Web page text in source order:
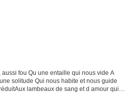
fou Qu une entaille qui nous vide A
solitude Qui nous habite et nous guide
lambeaux de sang et d amour qui